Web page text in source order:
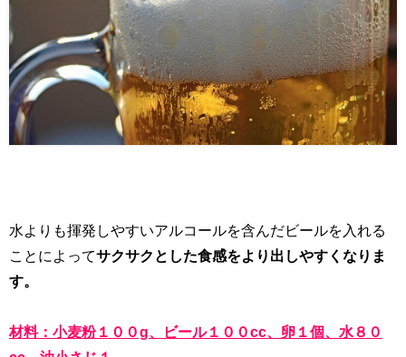
水よりも揮発しやすいアルコールを含んだビールを入れる
ことによってサクサクとした食感をより出しやすくなりま
す。
材料：小麦粉１００g、ビール１００cc、卵１個、水８０